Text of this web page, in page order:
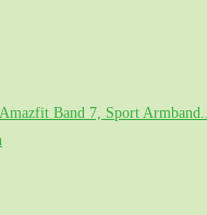
Band 7, Sport Armband...